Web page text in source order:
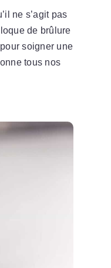
ne s’agit pas
de brûlure
soigner une
tous nos